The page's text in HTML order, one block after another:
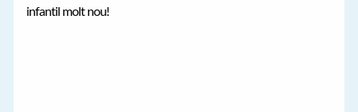
infantil molt nou!